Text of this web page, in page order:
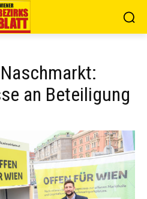
an Beteiligung